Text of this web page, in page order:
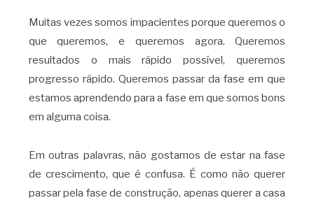
Muitas vezes somos impacientes porque queremos o
que queremos, e queremos agora. Queremos
resultados o mais rápido possível, queremos
progresso rápido. Queremos passar da fase em que
estamos aprendendo para a fase em que somos bons
em alguma coisa.
Em outras palavras, não gostamos de estar na fase
de crescimento, que é confusa. É como não querer
passar pela fase de construção, apenas querer a casa